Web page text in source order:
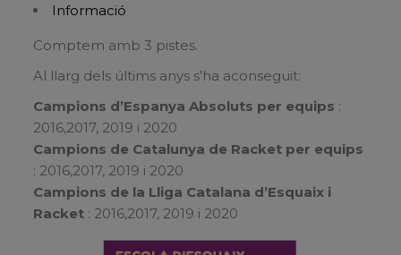
Informació
Comptem amb 3 pistes.
Al llarg dels últims anys s’ha aconseguit:
Campions d’Espanya Absoluts per equips :
2016,2017, 2019 i 2020
Campions de Catalunya de Racket per equips
: 2016,2017, 2019 i 2020
Campions de la Lliga Catalana d’Esquaix i
Racket: 2016,2017, 2019 i 2020